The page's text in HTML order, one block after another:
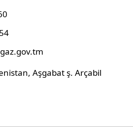
Aşgabat ş. Arçabil